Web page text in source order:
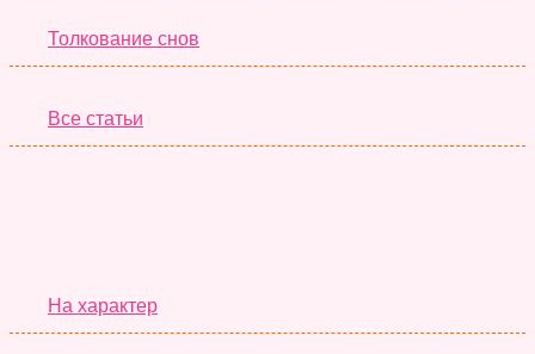
Толкование снов
Все статьи
На характер